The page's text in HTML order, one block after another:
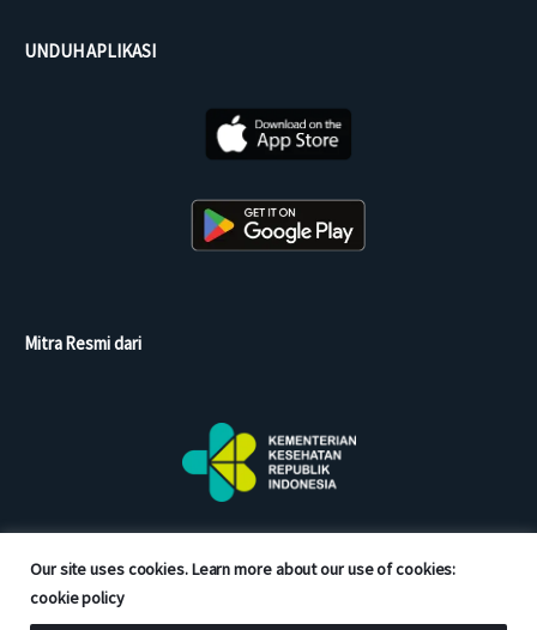
Our site uses cookies. Learn more about our use of cookies:
cookie policy
UNDUH APLIKASI
Mitra Resmi dari